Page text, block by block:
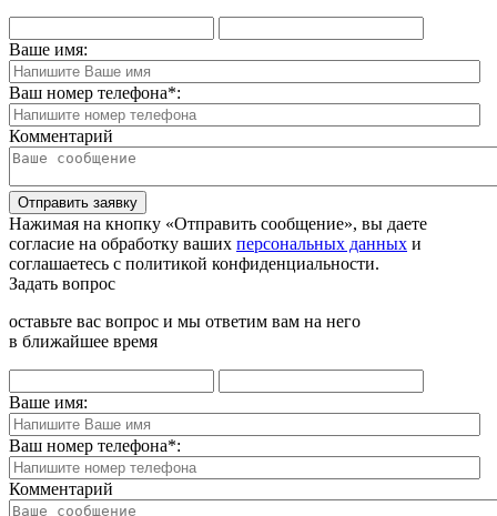
Ваше имя:
Ваш номер телефона*:
Комментарий
Отправить заявку
Нажимая на кнопку «Отправить сообщение», вы даете
согласие на обработку ваших персональных данных и
соглашаетесь с политикой конфиденциальности.
Задать вопрос
оставьте вас вопрос и мы ответим вам на него
в ближайшее время
Ваше имя:
Ваш номер телефона*:
Комментарий